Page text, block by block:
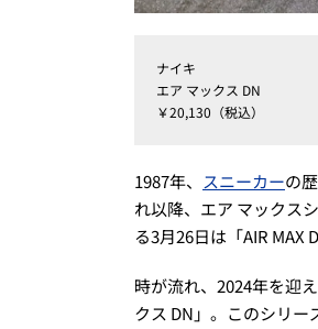
ナイキ
エア マックス DN
￥20,130（税込）
1987年、 スニーカーの
れ以降、エア マックス
る3月26日は「AIR MAX
時が流れ、2024年を迎
クス DN」。このシリ